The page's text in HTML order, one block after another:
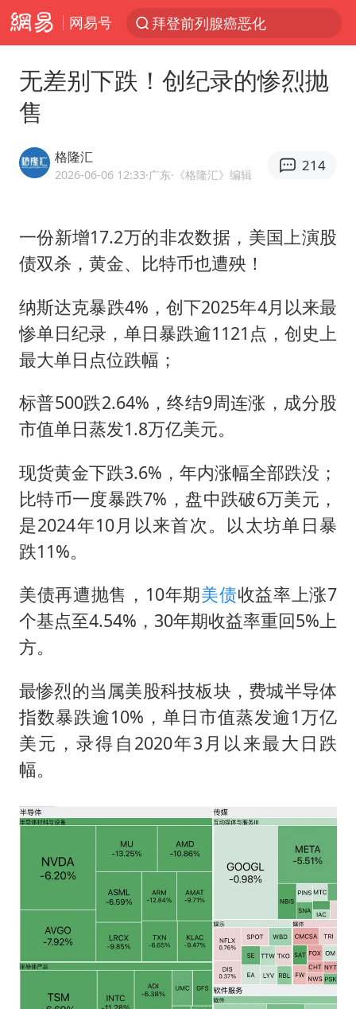
网易号
四川宜宾5.5级地震后余震为何不断
“伊斯兰版北约”出现
上海中心城区暴雨预警由橙变红
白海豚5次眼壁置换
浙江海域将现5到8米巨浪到狂浪
日本连续发生两次地震
方桃子代言广告视频已下架
白海豚在海上打了个结
构建更高水平的全民健身公共服务体系
无差别下跌！创纪录的惨烈抛
售
格隆汇
2026-06-06 12:33·广东·《格隆汇》编辑
214
一份新增17.2万的非农数据，美国上演股
债双杀，黄金、比特币也遭殃！
纳斯达克暴跌4%，创下2025年4月以来最
惨单日纪录，单日暴跌逾1121点，创史上
最大单日点位跌幅；
标普500跌2.64%，终结9周连涨，成分股
市值单日蒸发1.8万亿美元。
现货黄金下跌3.6%，年内涨幅全部跌没；
比特币一度暴跌7%，盘中跌破6万美元，
是2024年10月以来首次。以太坊单日暴
跌11%。
美债再遭抛售，10年期美债收益率上涨7
个基点至4.54%，30年期收益率重回5%上
方。
最惨烈的当属美股科技板块，费城半导体
指数暴跌逾10%，单日市值蒸发逾1万亿
美元，录得自2020年3月以来最大日跌
幅。